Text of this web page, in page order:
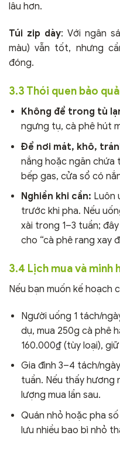
lâu hơn.
Túi zip dày: Với ngân
màu) vẫn tốt, nhưng
đóng.
3.3 Thói quen bảo
Không để trong tủ
ngưng tụ, cà phê hút
Để nơi mát, khô,
nắng hoặc ngăn chứa
bếp gas, cửa sổ có
Nghiền khi cần: Luôn
trước khi pha. Nếu
xài trong 1–3 tuần;
cho “cà phê rang xay
3.4 Lịch mua và minh
Nếu bạn muốn kế hoạch
Người uống 1 tách/
dụ, mua 250g cà phê
160.000₫ (tùy loại),
Gia đình 3–4 tách/
tuần. Nếu thấy hương
lượng mua lần sau.
Quán nhỏ hoặc pha
lưu nhiều bao bì nhỏ